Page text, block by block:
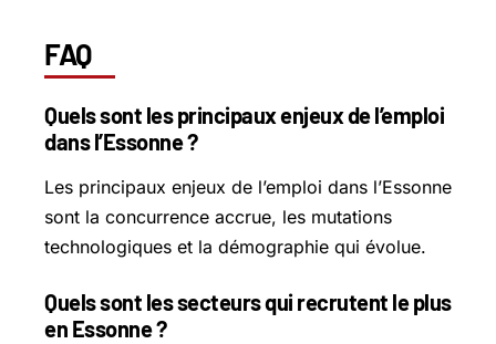
FAQ
Quels sont les principaux enjeux de l’emploi
dans l’Essonne ?
Les principaux enjeux de l’emploi dans l’Essonne
sont la concurrence accrue, les mutations
technologiques et la démographie qui évolue.
Quels sont les secteurs qui recrutent le plus
en Essonne ?